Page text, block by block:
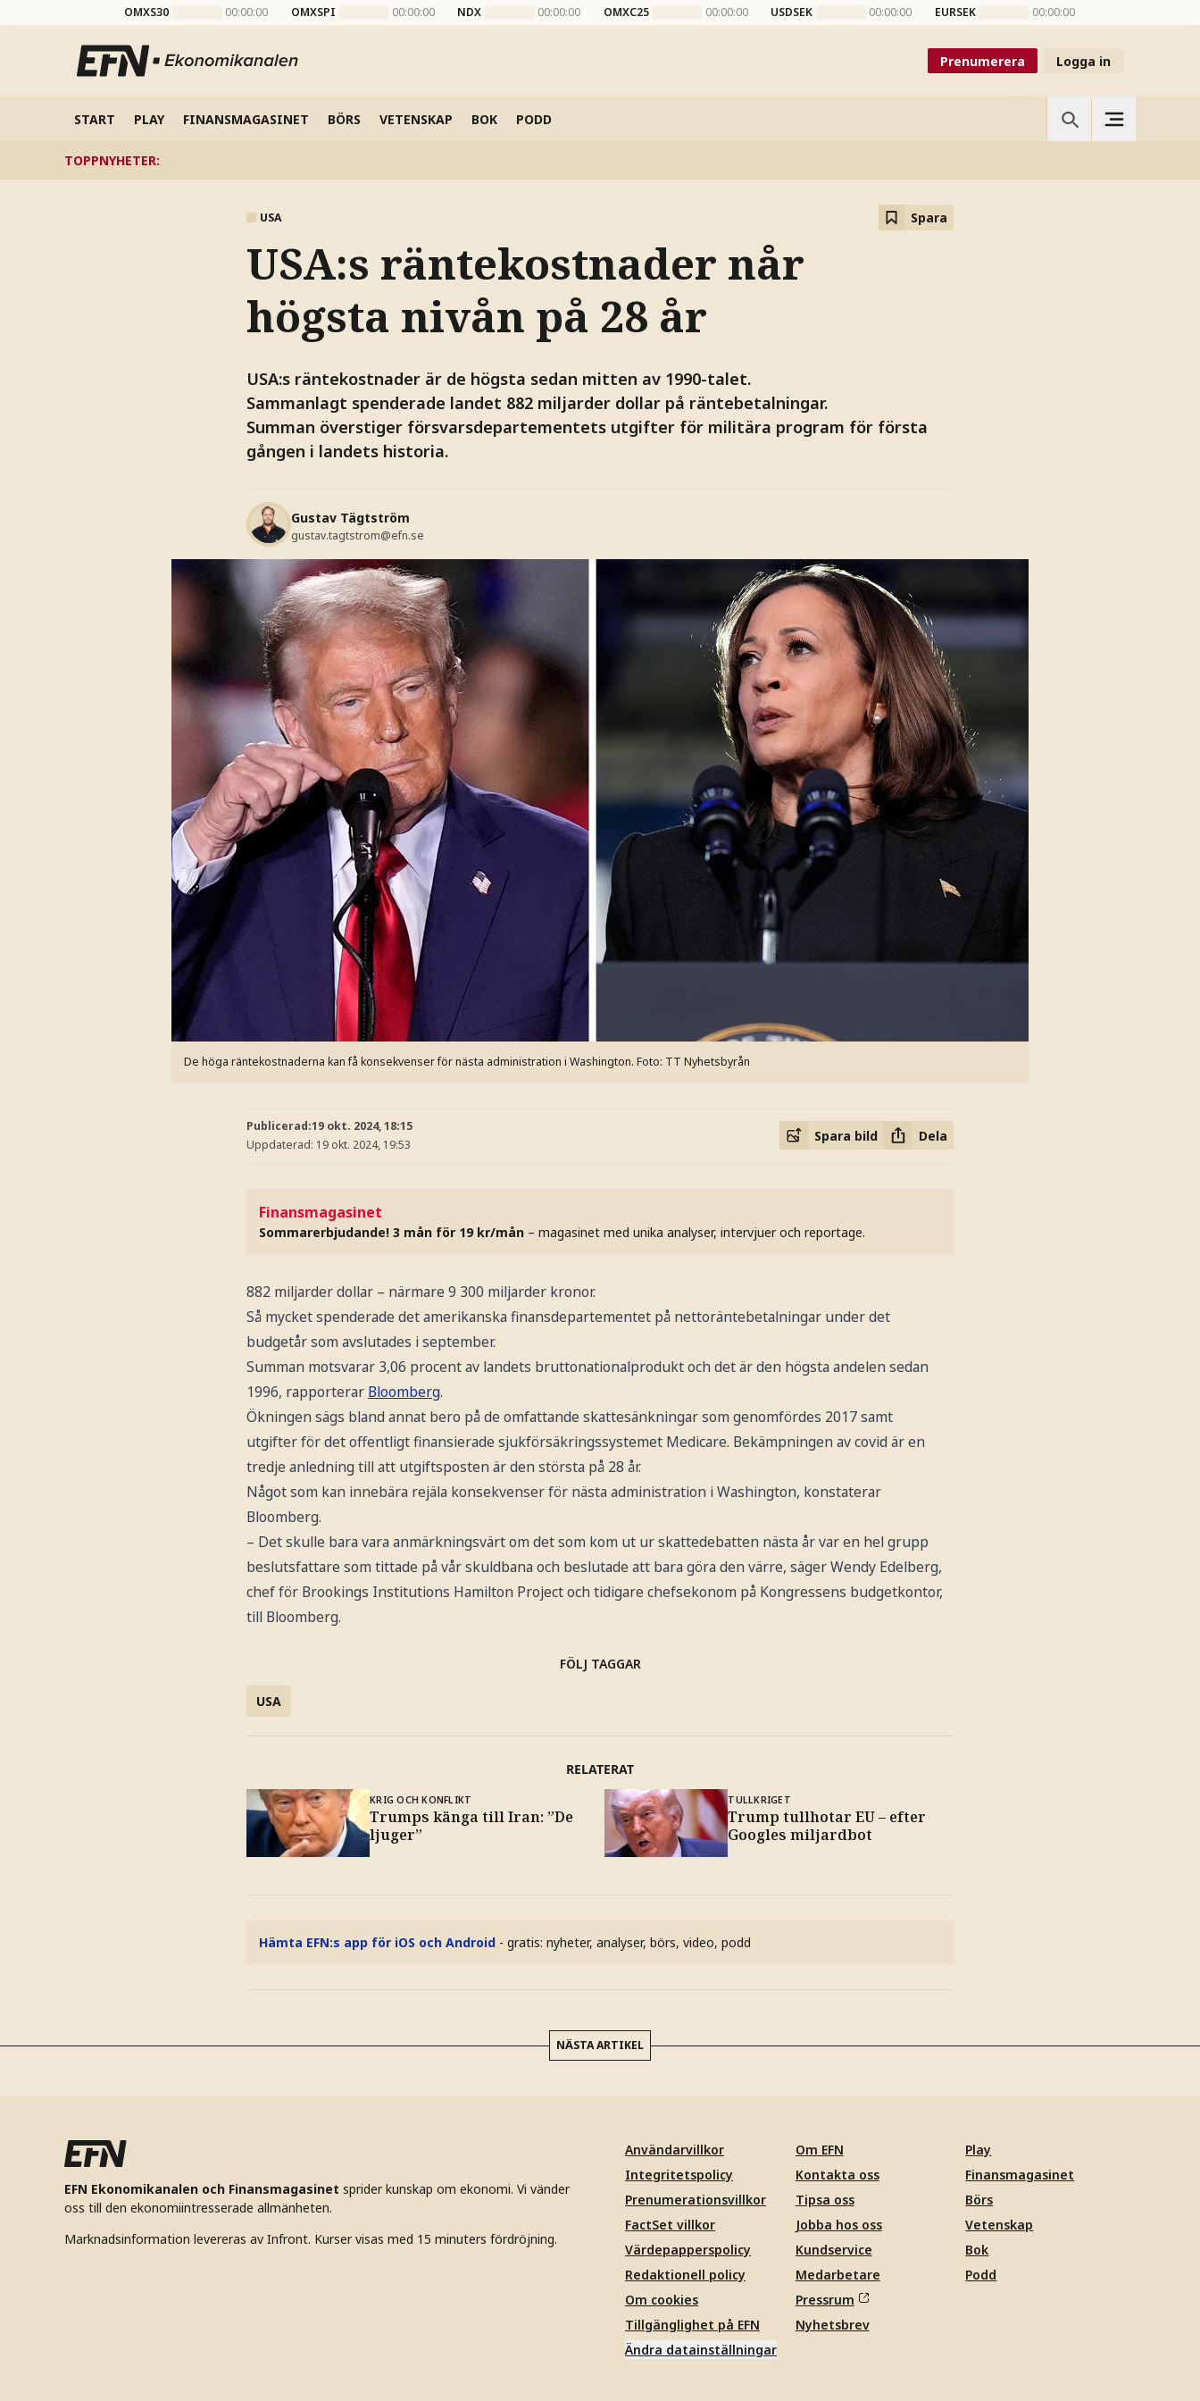
OMXS30 00:00:00 OMXSPI 00:00:00 NDX 00:00:00 OMXC25 00:00:00 USDSEK 00:00:00 EURSEK 00:00:00
Prenumerera Logga in
START PLAY FINANSMAGASINET BÖRS VETENSKAP BOK PODD
TOPPNYHETER:
USA Spara
USA:s räntekostnader når
högsta nivån på 28 år
USA:s räntekostnader är de högsta sedan mitten av 1990-talet.
Sammanlagt spenderade landet 882 miljarder dollar på räntebetalningar.
Summan överstiger försvarsdepartementets utgifter för militära program för första
gången i landets historia.
Gustav Tägtström
gustav.tagtstrom@efn.se
De höga räntekostnaderna kan få konsekvenser för nästa administration i Washington. Foto: TT Nyhetsbyrån
Publicerad:19 okt. 2024, 18:15
Uppdaterad: 19 okt. 2024, 19:53
Spara bild Dela
Finansmagasinet
Sommarerbjudande! 3 mån för 19 kr/mån – magasinet med unika analyser, intervjuer och reportage.
882 miljarder dollar – närmare 9 300 miljarder kronor.
Så mycket spenderade det amerikanska finansdepartementet på nettoräntebetalningar under det
budgetår som avslutades i september.
Summan motsvarar 3,06 procent av landets bruttonationalprodukt och det är den högsta andelen sedan
1996, rapporterar Bloomberg.
Ökningen sägs bland annat bero på de omfattande skattesänkningar som genomfördes 2017 samt
utgifter för det offentligt finansierade sjukförsäkringssystemet Medicare. Bekämpningen av covid är en
tredje anledning till att utgiftsposten är den största på 28 år.
Något som kan innebära rejäla konsekvenser för nästa administration i Washington, konstaterar
Bloomberg.
– Det skulle bara vara anmärkningsvärt om det som kom ut ur skattedebatten nästa år var en hel grupp
beslutsfattare som tittade på vår skuldbana och beslutade att bara göra den värre, säger Wendy Edelberg,
chef för Brookings Institutions Hamilton Project och tidigare chefsekonom på Kongressens budgetkontor,
till Bloomberg.
FÖLJ TAGGAR
USA
RELATERAT
KRIG OCH KONFLIKT
Trumps känga till Iran: ”De
ljuger”
TULLKRIGET
Trump tullhotar EU – efter
Googles miljardbot
Hämta EFN:s app för iOS och Android - gratis: nyheter, analyser, börs, video, podd
NÄSTA ARTIKEL
EFN Ekonomikanalen och Finansmagasinet sprider kunskap om ekonomi. Vi vänder
oss till den ekonomiintresserade allmänheten.
Marknadsinformation levereras av Infront. Kurser visas med 15 minuters fördröjning.
Användarvillkor
Integritetspolicy
Prenumerationsvillkor
FactSet villkor
Värdepapperspolicy
Redaktionell policy
Om cookies
Tillgänglighet på EFN
Ändra datainställningar
Om EFN
Kontakta oss
Tipsa oss
Jobba hos oss
Kundservice
Medarbetare
Pressrum
Nyhetsbrev
Play
Finansmagasinet
Börs
Vetenskap
Bok
Podd